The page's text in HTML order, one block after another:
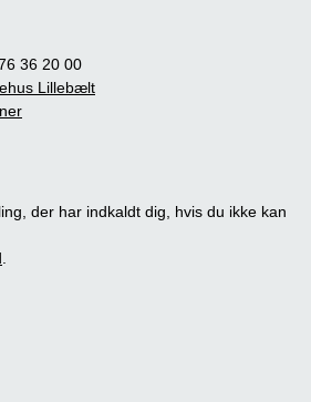
36 20 00
Lillebælt
der har indkaldt dig, hvis du ikke kan